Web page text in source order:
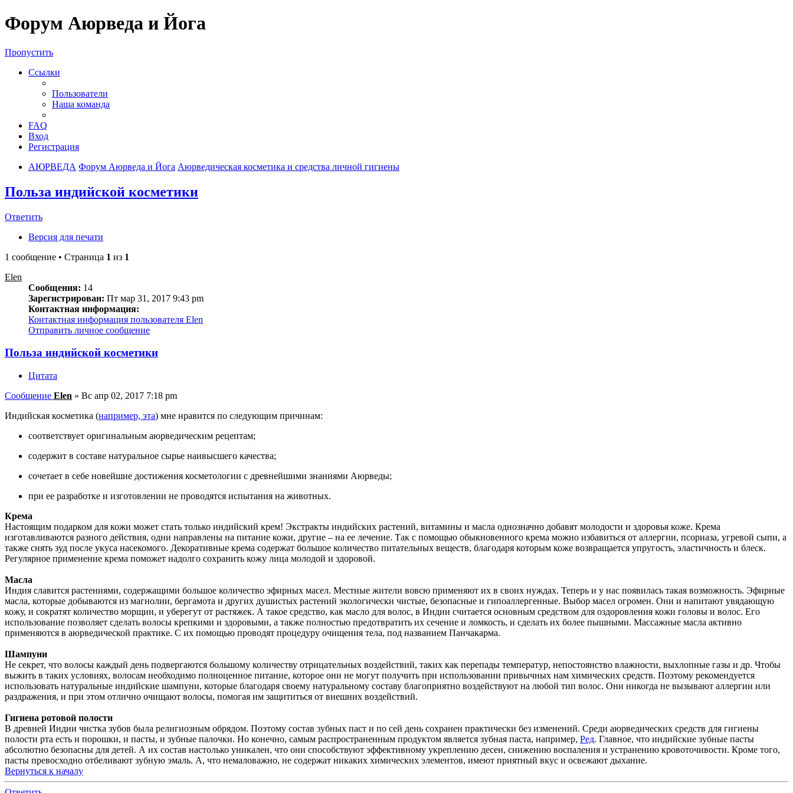
Форум Аюрведа и Йога
Пропустить
Ссылки
Пользователи
Наша команда
FAQ
Вход
Регистрация
АЮРВЕДА Форум Аюрведа и Йога Аюрведическая косметика и средства личной гигиены
Польза индийской косметики
Ответить
Версия для печати
1 сообщение • Страница 1 из 1
Elen
Сообщения: 14
Зарегистрирован: Пт мар 31, 2017 9:43 pm
Контактная информация:
Контактная информация пользователя Elen
Отправить личное сообщение
Польза индийской косметики
Цитата
Сообщение Elen » Вс апр 02, 2017 7:18 pm
Индийская косметика (например, эта) мне нравится по следующим причинам:
соответствует оригинальным аюрведическим рецептам;
содержит в составе натуральное сырье наивысшего качества;
сочетает в себе новейшие достижения косметологии с древнейшими знаниями Аюрведы;
при ее разработке и изготовлении не проводятся испытания на животных.
Крема
Настоящим подарком для кожи может стать только индийский крем! Экстракты индийских растений, витамины и масла однозначно добавят молодости и здоровья коже. Крема
изготавливаются разного действия, одни направлены на питание кожи, другие – на ее лечение. Так с помощью обыкновенного крема можно избавиться от аллергии, псориаза, угревой сыпи, а
также снять зуд после укуса насекомого. Декоративные крема содержат большое количество питательных веществ, благодаря которым коже возвращается упругость, эластичность и блеск.
Регулярное применение крема поможет надолго сохранить кожу лица молодой и здоровой.
Масла
Индия славится растениями, содержащими большое количество эфирных масел. Местные жители вовсю применяют их в своих нуждах. Теперь и у нас появилась такая возможность. Эфирные
масла, которые добываются из магнолии, бергамота и других душистых растений экологически чистые, безопасные и гипоаллергенные. Выбор масел огромен. Они и напитают увядающую
кожу, и сократят количество морщин, и уберегут от растяжек. А такое средство, как масло для волос, в Индии считается основным средством для оздоровления кожи головы и волос. Его
использование позволяет сделать волосы крепкими и здоровыми, а также полностью предотвратить их сечение и ломкость, и сделать их более пышными. Массажные масла активно
применяются в аюрведической практике. С их помощью проводят процедуру очищения тела, под названием Панчакарма.
Шампуни
Не секрет, что волосы каждый день подвергаются большому количеству отрицательных воздействий, таких как перепады температур, непостоянство влажности, выхлопные газы и др. Чтобы
выжить в таких условиях, волосам необходимо полноценное питание, которое они не могут получить при использовании привычных нам химических средств. Поэтому рекомендуется
использовать натуральные индийские шампуни, которые благодаря своему натуральному составу благоприятно воздействуют на любой тип волос. Они никогда не вызывают аллергии или
раздражения, и при этом отлично очищают волосы, помогая им защититься от внешних воздействий.
Гигиена ротовой полости
В древней Индии чистка зубов была религиозным обрядом. Поэтому состав зубных паст и по сей день сохранен практически без изменений. Среди аюрведических средств для гигиены
полости рта есть и порошки, и пасты, и зубные палочки. Но конечно, самым распространенным продуктом является зубная паста, например, Ред. Главное, что индийские зубные пасты
абсолютно безопасны для детей. А их состав настолько уникален, что они способствуют эффективному укреплению десен, снижению воспаления и устранению кровоточивости. Кроме того,
пасты превосходно отбеливают зубную эмаль. А, что немаловажно, не содержат никаких химических элементов, имеют приятный вкус и освежают дыхание.
Вернуться к началу